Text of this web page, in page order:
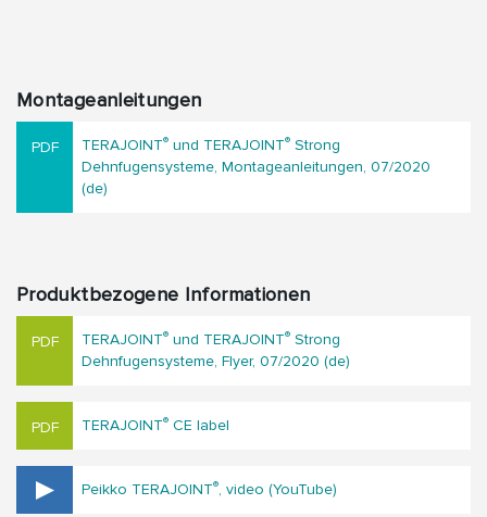
Montageanleitungen
TERAJOINT® und TERAJOINT® Strong
Dehnfugensysteme, Montageanleitungen, 07/2020
(de)
Produktbezogene Informationen
TERAJOINT® und TERAJOINT® Strong
Dehnfugensysteme, Flyer, 07/2020 (de)
TERAJOINT® CE label
Peikko TERAJOINT®, video (YouTube)